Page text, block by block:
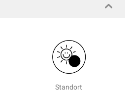
Standort